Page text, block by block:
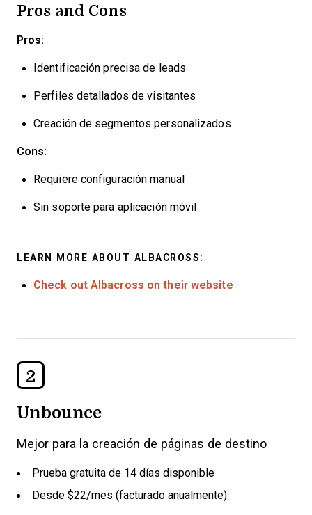
Pros and Cons
Pros:
Identificación precisa de leads
Perfiles detallados de visitantes
Creación de segmentos personalizados
Cons:
Requiere configuración manual
Sin soporte para aplicación móvil
LEARN MORE ABOUT ALBACROSS:
Check out Albacross on their website
2
Unbounce
Mejor para la creación de páginas de destino
Prueba gratuita de 14 días disponible
Desde $22/mes (facturado anualmente)